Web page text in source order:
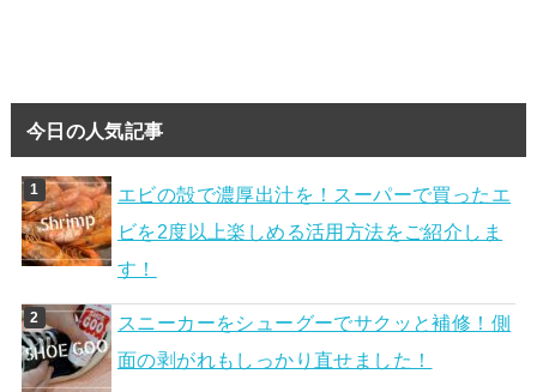
今日の人気記事
エビの殻で濃厚出汁を！スーパーで買ったエ
ビを2度以上楽しめる活用方法をご紹介しま
す！
スニーカーをシューグーでサクッと補修！側
面の剥がれもしっかり直せました！